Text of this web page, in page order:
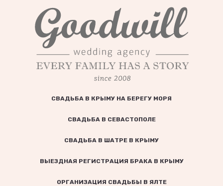
СВАДЬБА В КРЫМУ НА БЕРЕГУ МОРЯ
СВАДЬБА В СЕВАСТОПОЛЕ
СВАДЬБА В ШАТРЕ В КРЫМУ
ВЫЕЗДНАЯ РЕГИСТРАЦИЯ БРАКА В КРЫМУ
ОРГАНИЗАЦИЯ СВАДЬБЫ В ЯЛТЕ